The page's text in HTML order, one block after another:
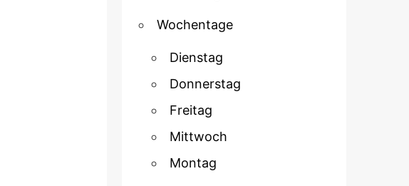
Wochentage
Dienstag
Donnerstag
Freitag
Mittwoch
Montag